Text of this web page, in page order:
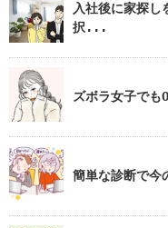
入社後に家探
択...
ズボラ女子でも
簡単な診断で今